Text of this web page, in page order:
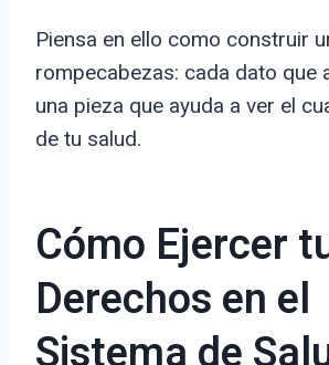
Piensa en ello como construir
rompecabezas: cada dato que
una pieza que ayuda a ver el
de tu salud.
Cómo Ejercer
Derechos en el